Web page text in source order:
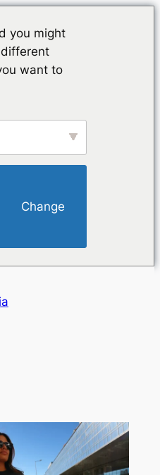
you might
want to